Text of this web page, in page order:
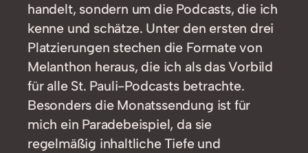
handelt, sondern um die Podcasts, die ich
kenne und schätze. Unter den ersten drei
Platzierungen stechen die Formate von
Melanthon heraus, die ich als das Vorbild
für alle St. Pauli-Podcasts betrachte.
Besonders die Monatssendung ist für
mich ein Paradebeispiel, da sie
regelmäßig inhaltliche Tiefe und